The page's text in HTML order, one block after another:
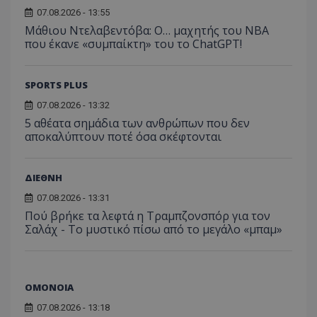
07.08.2026 - 13:55
Μάθιου Ντελαβεντόβα: Ο… μαχητής του NBA
που έκανε «συμπαίκτη» του το ChatGPT!
SPORTS PLUS
07.08.2026 - 13:32
5 αθέατα σημάδια των ανθρώπων που δεν
αποκαλύπτουν ποτέ όσα σκέφτονται
ΔΙΕΘΝΗ
07.08.2026 - 13:31
Πού βρήκε τα λεφτά η Τραμπζονσπόρ για τον
Σαλάχ - Το μυστικό πίσω από το μεγάλο «μπαμ»
ΟΜΟΝΟΙΑ
07.08.2026 - 13:18